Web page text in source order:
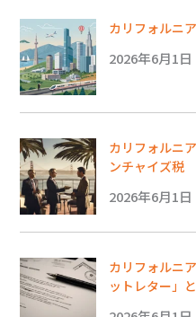
カリフォルニ
2026年6月1日
カリフォルニ
ンチャイズ税
2026年6月1日
カリフォルニ
ットレター」